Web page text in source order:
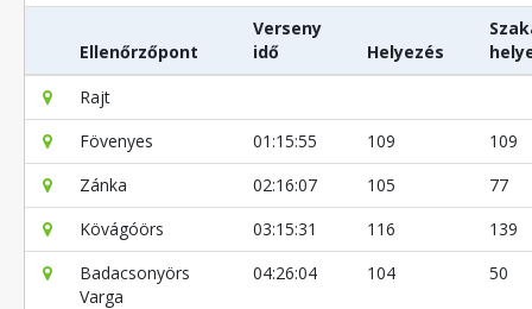
Ellenőrzőpont
Verseny
idő
Helyezés
Rajt
Fövenyes
01:15:55 109
109
Zánka
02:16:07 105
77
Kövágóörs
03:15:31 116
139
Badacsonyörs
Varga
04:26:04 104 50